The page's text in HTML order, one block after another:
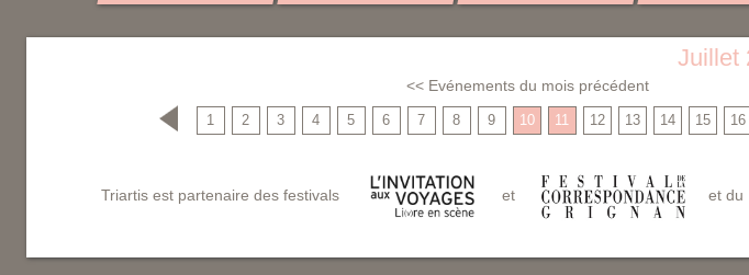
Juillet
<< Evénements du mois précédent
1 2 3 4 5 6 7 8 9 10 11 12 13 14 15 16
Triartis est partenaire des festivals et et du